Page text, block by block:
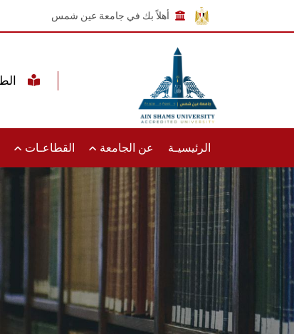
أهلاً بك في جامعة عين شمس
الرئيسيـة عن الجامعة القطاعـات